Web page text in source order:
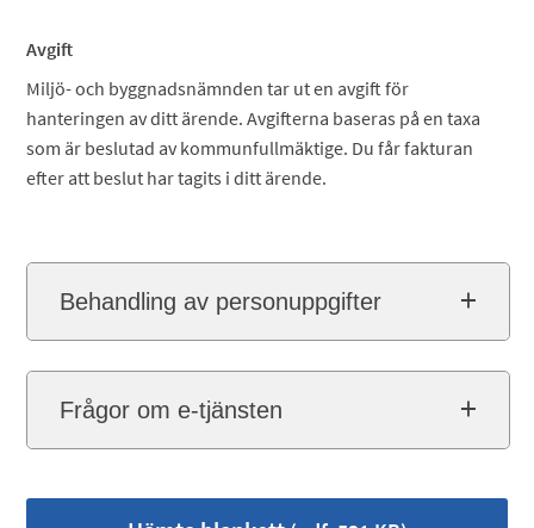
Avgift
Miljö- och byggnadsnämnden tar ut en avgift för
hanteringen av ditt ärende. Avgifterna baseras på en taxa
som är beslutad av kommunfullmäktige. Du får fakturan
efter att beslut har tagits i ditt ärende.
Behandling av personuppgifter
Frågor om e-tjänsten